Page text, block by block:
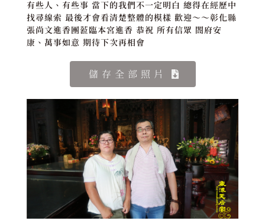
有些人、有些事 當下的我們不一定明白 總得在經歷中
找尋線索 最後才會看清楚整體的模樣 歡迎～～彰化縣
張尚文進香團蒞臨本宮進香 恭祝 所有信眾 閤府安
康、萬事如意 期待下次再相會
儲存全部照片